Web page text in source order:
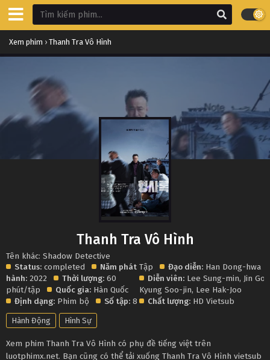
Xem phim › Thanh Tra Vô Hình
Thanh Tra Vô Hình
Tên khác: Shadow Detective
Status: completed
Năm phát
hành: 2022 Thời lượng: 60
phút/tập
Quốc gia: Hàn Quốc
Định dạng: Phim bộ Số tập: 8
Tập Đạo diễn: Han Dong-hwa
Diễn viên: Lee Sung-min, Jin Goo
Kyung Soo-jin, Lee Hak-Joo
Chất lượng: HD Vietsub
Hành Động Hình Sự
Xem phim Thanh Tra Vô Hình có phụ đề tiếng việt trên
luotphimx.net. Bạn cũng có thể tải xuống Thanh Tra Vô Hình vietsub